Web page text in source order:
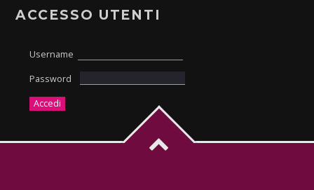
ACCESSO UTENTI
Username
Password